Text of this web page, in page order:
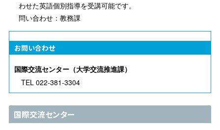
わせた英語個別指導を受講可能です。
問い合わせ：教務課
お問い合わせ
国際交流センター（大学交流推進課）
TEL 022-381-3304
国際交流センター